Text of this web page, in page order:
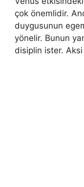
çok önemlidir.
duygusunun
yö­nelir. Bunun
disiplin ister.